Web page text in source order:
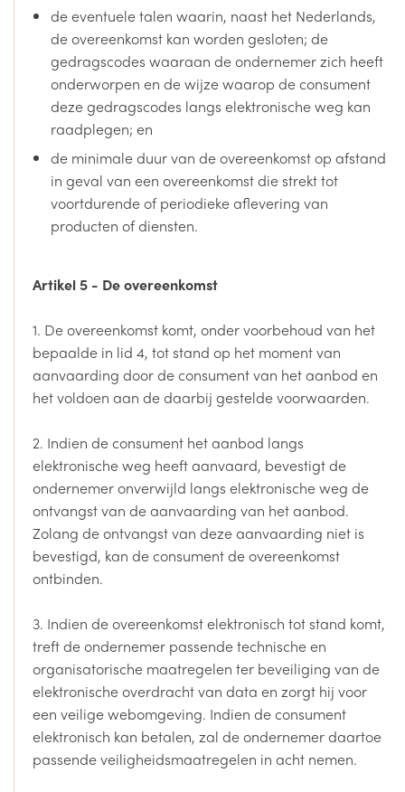
de eventuele talen waarin, naast het Nederlands,
de overeenkomst kan worden gesloten; de
gedragscodes waaraan de ondernemer zich heeft
onderworpen en de wijze waarop de consument
deze gedragscodes langs elektronische weg kan
raadplegen; en
de minimale duur van de overeenkomst op afstand
in geval van een overeenkomst die strekt tot
voortdurende of periodieke aflevering van
producten of diensten.
Artikel 5 - De overeenkomst
1. De overeenkomst komt, onder voorbehoud van het
bepaalde in lid 4, tot stand op het moment van
aanvaarding door de consument van het aanbod en
het voldoen aan de daarbij gestelde voorwaarden.
2. Indien de consument het aanbod langs
elektronische weg heeft aanvaard, bevestigt de
ondernemer onverwijld langs elektronische weg de
ontvangst van de aanvaarding van het aanbod.
Zolang de ontvangst van deze aanvaarding niet is
bevestigd, kan de consument de overeenkomst
ontbinden.
3. Indien de overeenkomst elektronisch tot stand komt,
treft de ondernemer passende technische en
organisatorische maatregelen ter beveiliging van de
elektronische overdracht van data en zorgt hij voor
een veilige webomgeving. Indien de consument
elektronisch kan betalen, zal de ondernemer daartoe
passende veiligheidsmaatregelen in acht nemen.